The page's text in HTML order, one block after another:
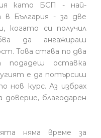
като БСП - най-
в България - за две
когато си получил
да ангажираш
Това става по два
оставка
е да потърсиш
нов курс. Аз избрах
благодарен
няма време за